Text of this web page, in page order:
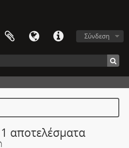
Σύνδεση
αποτελέσματα